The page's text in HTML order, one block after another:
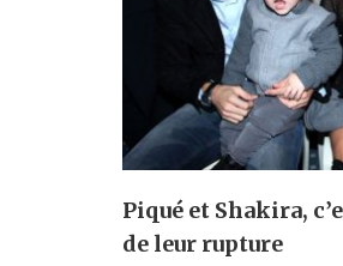
Piqué et Shakira,
de leur rupture